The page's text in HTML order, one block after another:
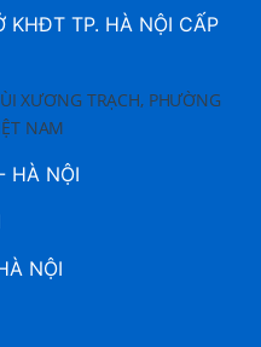
KHĐT TP. HÀ NỘI CẤP
XƯƠNG TRẠCH, PHƯỜNG
NAM
HÀ NỘI
NỘI